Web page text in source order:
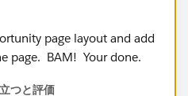
page layout and add
page. BAM! Your done.
つと評価